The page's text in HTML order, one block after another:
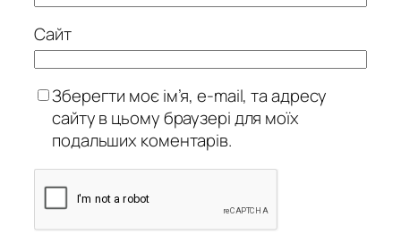
Сайт
Зберегти моє ім’я, e-mail, та адресу
сайту в цьому браузері для моїх
подальших коментарів.